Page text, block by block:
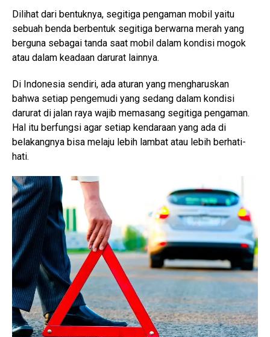
Dilihat dari bentuknya, segitiga pengaman mobil yaitu
sebuah benda berbentuk segitiga berwarna merah yang
berguna sebagai tanda saat mobil dalam kondisi mogok
atau dalam keadaan darurat lainnya.
Di Indonesia sendiri, ada aturan yang mengharuskan
bahwa setiap pengemudi yang sedang dalam kondisi
darurat di jalan raya wajib memasang segitiga pengaman.
Hal itu berfungsi agar setiap kendaraan yang ada di
belakangnya bisa melaju lebih lambat atau lebih berhati-
hati.